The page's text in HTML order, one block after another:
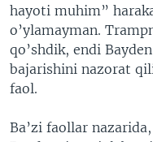
hayoti muhim”
o’ylamayman.
qo’shdik, endi
bajarishini nazorat
faol.
Ba’zi faollar